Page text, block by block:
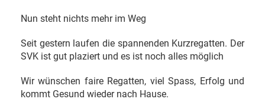
Nun steht nichts mehr im Weg
Seit gestern laufen die spannenden Kurzregatten. Der
SVK ist gut plaziert und es ist noch alles möglich
Wir wünschen faire Regatten, viel Spass, Erfolg und
kommt Gesund wieder nach Hause.